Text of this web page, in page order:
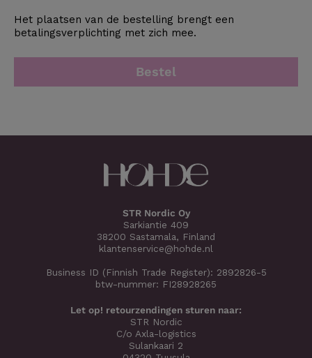
Het plaatsen van de bestelling brengt een
betalingsverplichting met zich mee.
Bestel
STR Nordic Oy
Sarkiantie 409
38200 Sastamala, Finland
klantenservice@hohde.nl
Business ID (Finnish Trade Register): 2892826-5
btw-nummer: FI28928265
Let op! retourzendingen sturen naar:
STR Nordic
C/o Axla-logistics
Sulankaari 2